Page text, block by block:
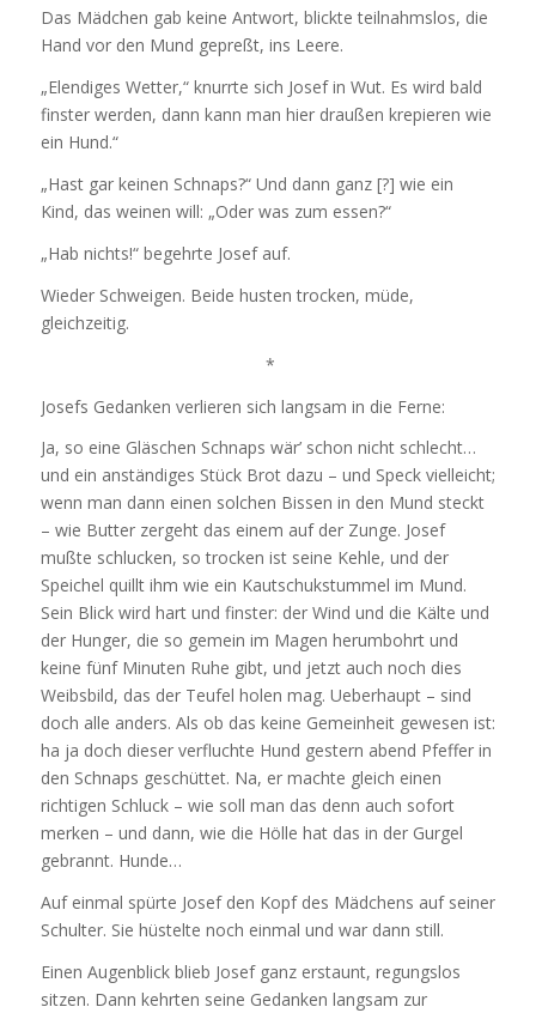
Das Mädchen gab keine Antwort, blickte teilnahmslos, die
Hand vor den Mund gepreßt, ins Leere.
„Elendiges Wetter,“ knurrte sich Josef in Wut. Es wird bald
finster werden, dann kann man hier draußen krepieren wie
ein Hund.“
„Hast gar keinen Schnaps?“ Und dann ganz [?] wie ein
Kind, das weinen will: „Oder was zum essen?“
„Hab nichts!“ begehrte Josef auf.
Wieder Schweigen. Beide husten trocken, müde,
gleichzeitig.
*
Josefs Gedanken verlieren sich langsam in die Ferne:
Ja, so eine Gläschen Schnaps wär’ schon nicht schlecht…
und ein anständiges Stück Brot dazu – und Speck vielleicht;
wenn man dann einen solchen Bissen in den Mund steckt
– wie Butter zergeht das einem auf der Zunge. Josef
mußte schlucken, so trocken ist seine Kehle, und der
Speichel quillt ihm wie ein Kautschukstummel im Mund.
Sein Blick wird hart und finster: der Wind und die Kälte und
der Hunger, die so gemein im Magen herumbohrt und
keine fünf Minuten Ruhe gibt, und jetzt auch noch dies
Weibsbild, das der Teufel holen mag. Ueberhaupt – sind
doch alle anders. Als ob das keine Gemeinheit gewesen ist:
ha ja doch dieser verfluchte Hund gestern abend Pfeffer in
den Schnaps geschüttet. Na, er machte gleich einen
richtigen Schluck – wie soll man das denn auch sofort
merken – und dann, wie die Hölle hat das in der Gurgel
gebrannt. Hunde…
Auf einmal spürte Josef den Kopf des Mädchens auf seiner
Schulter. Sie hüstelte noch einmal und war dann still.
Einen Augenblick blieb Josef ganz erstaunt, regungslos
sitzen. Dann kehrten seine Gedanken langsam zur